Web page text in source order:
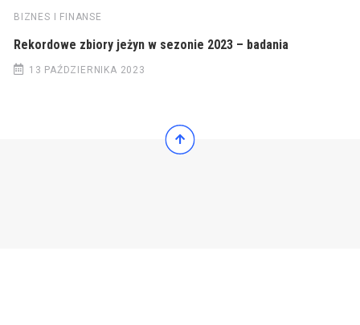
BIZNES I FINANSE
Rekordowe zbiory jeżyn w sezonie 2023 – badania
13 PAŹDZIERNIKA 2023